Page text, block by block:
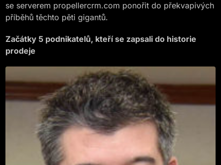
se serverem propellercrm.com ponořit do překvapivých
příběhů těchto pěti gigantů.
Začátky 5 podnikatelů, kteří se zapsali do historie
prodeje